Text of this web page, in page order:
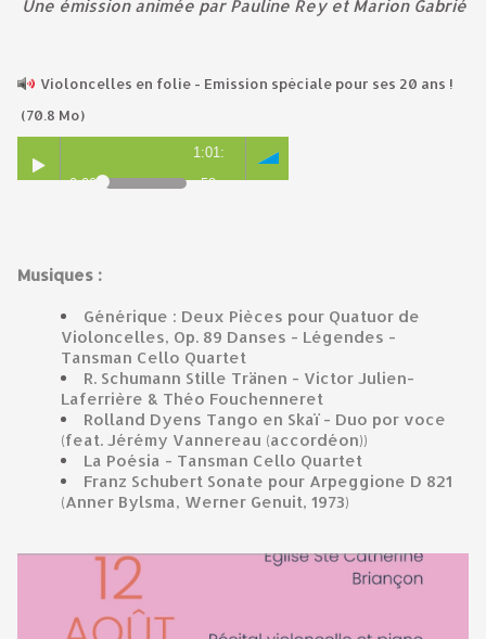
Une émission animée par Pauline Rey et Marion Gabrié
Violoncelles en folie - Emission spéciale pour ses 20 ans !
(70.8 Mo)
0:00
1:01:
52
Musiques :
Générique : Deux Pièces pour Quatuor de
Violoncelles, Op. 89 Danses - Légendes -
Tansman Cello Quartet
R. Schumann Stille Tränen - Victor Julien-
Laferrière & Théo Fouchenneret
Rolland Dyens Tango en Skaï - Duo por voce
(feat. Jérémy Vannereau (accordéon))
La Poésia - Tansman Cello Quartet
Franz Schubert Sonate pour Arpeggione D 821
(Anner Bylsma, Werner Genuit, 1973)